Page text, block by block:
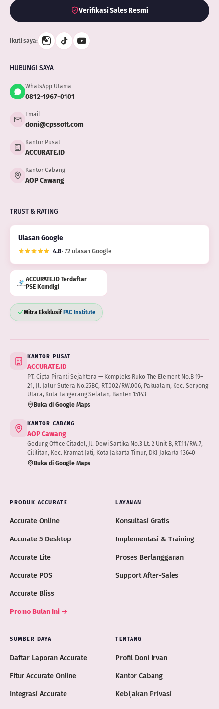
Verifikasi Sales Resmi
Ikuti saya:
HUBUNGI SAYA
WhatsApp Utama
0812-1967-0101
Email
doni@cpssoft.com
Kantor Pusat
ACCURATE.ID
Kantor Cabang
AOP Cawang
TRUST & RATING
Ulasan Google
4.8· 72 ulasan Google
ACCURATE.ID Terdaftar
PSE Komdigi
Mitra Eksklusif FAC Institute
KANTOR PUSAT
ACCURATE.ID
PT. Cipta Piranti Sejahtera — Kompleks Ruko The Element No.B 19–
21, Jl. Jalur Sutera No.25BC, RT.002/RW.006, Pakualam, Kec. Serpong
Utara, Kota Tangerang Selatan, Banten 15143
Buka di Google Maps
KANTOR CABANG
AOP Cawang
Gedung Office Citadel, Jl. Dewi Sartika No.3 Lt. 2 Unit B, RT.11/RW.7,
Cililitan, Kec. Kramat Jati, Kota Jakarta Timur, DKI Jakarta 13640
Buka di Google Maps
PRODUK ACCURATE
Accurate Online
Accurate 5 Desktop
Accurate Lite
Accurate POS
Accurate Bliss
Promo Bulan Ini →
LAYANAN
Konsultasi Gratis
Implementasi & Training
Proses Berlangganan
Support After-Sales
SUMBER DAYA
Daftar Laporan Accurate
Fitur Accurate Online
Integrasi Accurate
TENTANG
Profil Doni Irvan
Kantor Cabang
Kebijakan Privasi